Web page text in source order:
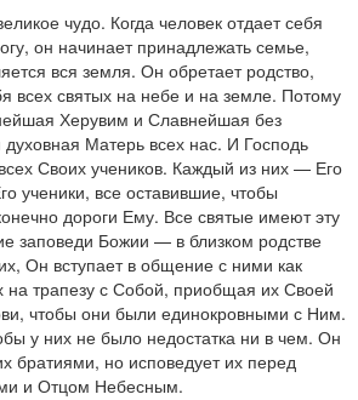
чудо. Когда человек отдает себя
он начинает принадлежать семье,
вся земля. Он обретает родство,
всех святых на небе и на земле. Потому
Херувим и Славнейшая без
Матерь всех нас. И Господь
Своих учеников. Каждый из них — Его
ученики, все оставившие, чтобы
дороги Ему. Все святые имеют эту
заповеди Божии — в близком родстве
Он вступает в общение с ними как
трапезу с Собой, приобщая их Своей
чтобы они были единокровными с Ним.
у них не было недостатка ни в чем. Он
братиями, но исповедует их перед
и Отцом Небесным.